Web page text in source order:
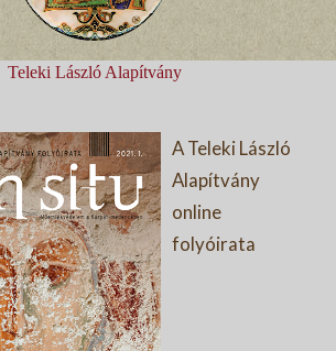
Teleki László Alapítvány
A Teleki László
Alapítvány
online
folyóirata